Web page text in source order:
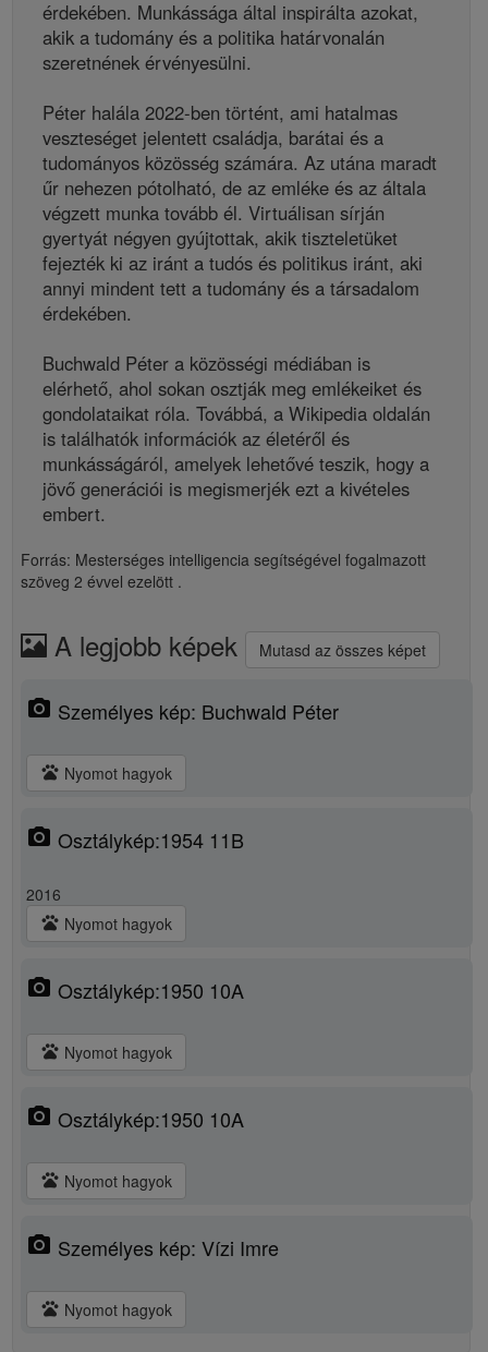
érdekében. Munkássága által inspirálta azokat,
akik a tudomány és a politika határvonalán
szeretnének érvényesülni.
Péter halála 2022-ben történt, ami hatalmas
veszteséget jelentett családja, barátai és a
tudományos közösség számára. Az utána maradt
űr nehezen pótolható, de az emléke és az általa
végzett munka tovább él. Virtuálisan sírján
gyertyát négyen gyújtottak, akik tiszteletüket
fejezték ki az iránt a tudós és politikus iránt, aki
annyi mindent tett a tudomány és a társadalom
érdekében.
Buchwald Péter a közösségi médiában is
elérhető, ahol sokan osztják meg emlékeiket és
gondolataikat róla. Továbbá, a Wikipedia oldalán
is találhatók információk az életéről és
munkásságáról, amelyek lehetővé teszik, hogy a
jövő generációi is megismerjék ezt a kivételes
embert.
Forrás: Mesterséges intelligencia segítségével fogalmazott
szöveg 2 évvel ezelött .
A legjobb képek Mutasd az összes képet
photo_camera Személyes kép: Buchwald Péter
pets Nyomot hagyok
photo_camera Osztálykép:1954 11B
2016
pets Nyomot hagyok
photo_camera Osztálykép:1950 10A
pets Nyomot hagyok
photo_camera Osztálykép:1950 10A
pets Nyomot hagyok
photo_camera Személyes kép: Vízi Imre
pets Nyomot hagyok